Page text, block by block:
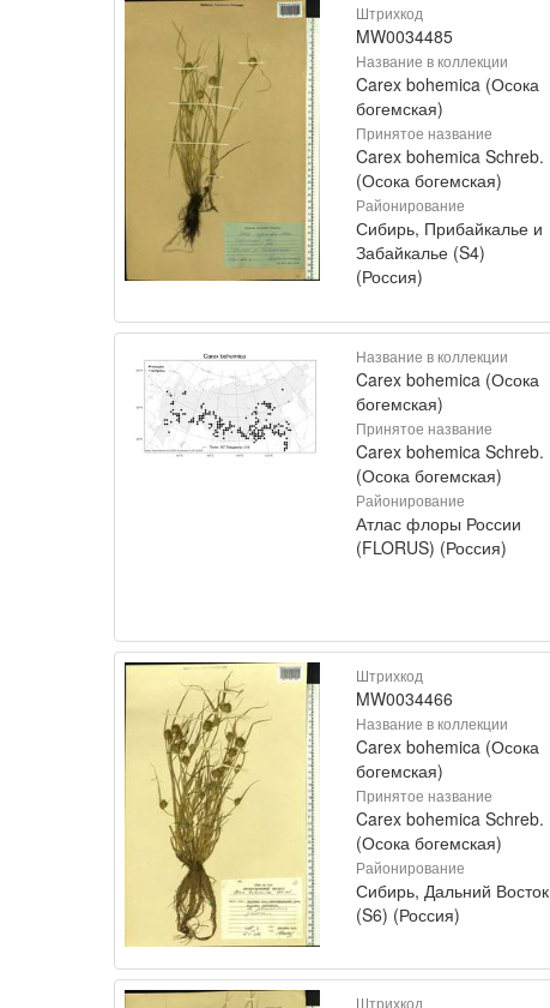
Штрихкод
MW0034485
Название в коллекции
Carex bohemica (Осока
богемская)
Принятое название
Carex bohemica Schreb.
(Осока богемская)
Районирование
Сибирь, Прибайкалье и
Забайкалье (S4)
(Россия)
Название в коллекции
Carex bohemica (Осока
богемская)
Принятое название
Carex bohemica Schreb.
(Осока богемская)
Районирование
Атлас флоры России
(FLORUS) (Россия)
Штрихкод
MW0034466
Название в коллекции
Carex bohemica (Осока
богемская)
Принятое название
Carex bohemica Schreb.
(Осока богемская)
Районирование
Сибирь, Дальний Восток
(S6) (Россия)
Штрихкод